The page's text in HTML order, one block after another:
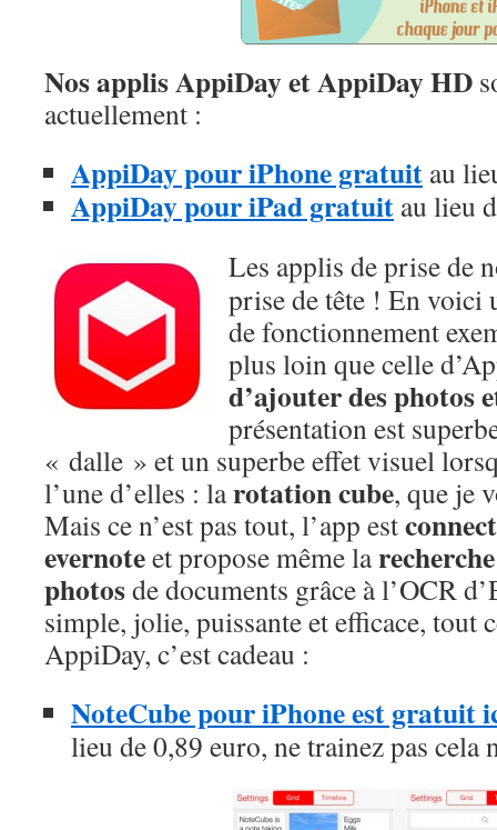
Nos applis AppiDay et AppiDay HD
actuellement :
AppiDay pour iPhone gratuit au
AppiDay pour iPad gratuit au lieu
Les applis de prise de
prise de tête ! En voici
de fonctionnement
plus loin que celle
d’ajouter des photos
présentation est
« dalle » et un superbe effet visuel
l’une d’elles : larotation cube, que je
Mais ce n’est pas tout, l’app est
evernoteet propose même la
photosde documents grâce à l’OCR
simple, jolie, puissante et efficace, tout
AppiDay, c’est cadeau :
NoteCube pour iPhone est gratuit
lieu de 0,89 euro, ne trainez pas cela